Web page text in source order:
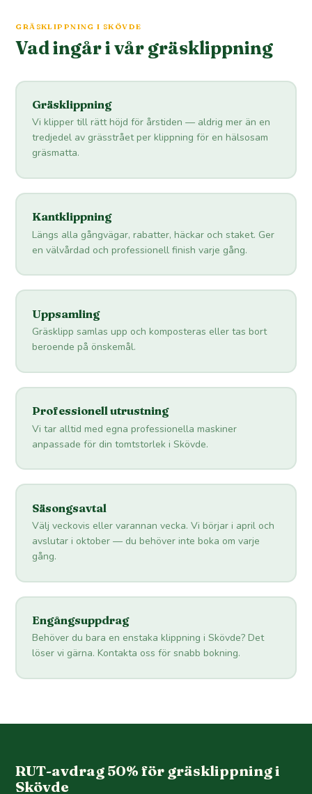
GRÄSKLIPPNING I SKÖVDE
Vad ingår i vår gräsklippning
Gräsklippning
Vi klipper till rätt höjd för årstiden — aldrig mer än en
tredjedel av grässtrået per klippning för en hälsosam
gräsmatta.
Kantklippning
Längs alla gångvägar, rabatter, häckar och staket. Ger
en välvårdad och professionell finish varje gång.
Uppsamling
Gräsklipp samlas upp och komposteras eller tas bort
beroende på önskemål.
Professionell utrustning
Vi tar alltid med egna professionella maskiner
anpassade för din tomtstorlek i Skövde.
Säsongsavtal
Välj veckovis eller varannan vecka. Vi börjar i april och
avslutar i oktober — du behöver inte boka om varje
gång.
Engångsuppdrag
Behöver du bara en enstaka klippning i Skövde? Det
löser vi gärna. Kontakta oss för snabb bokning.
RUT-avdrag 50% för gräsklippning i
Skövde